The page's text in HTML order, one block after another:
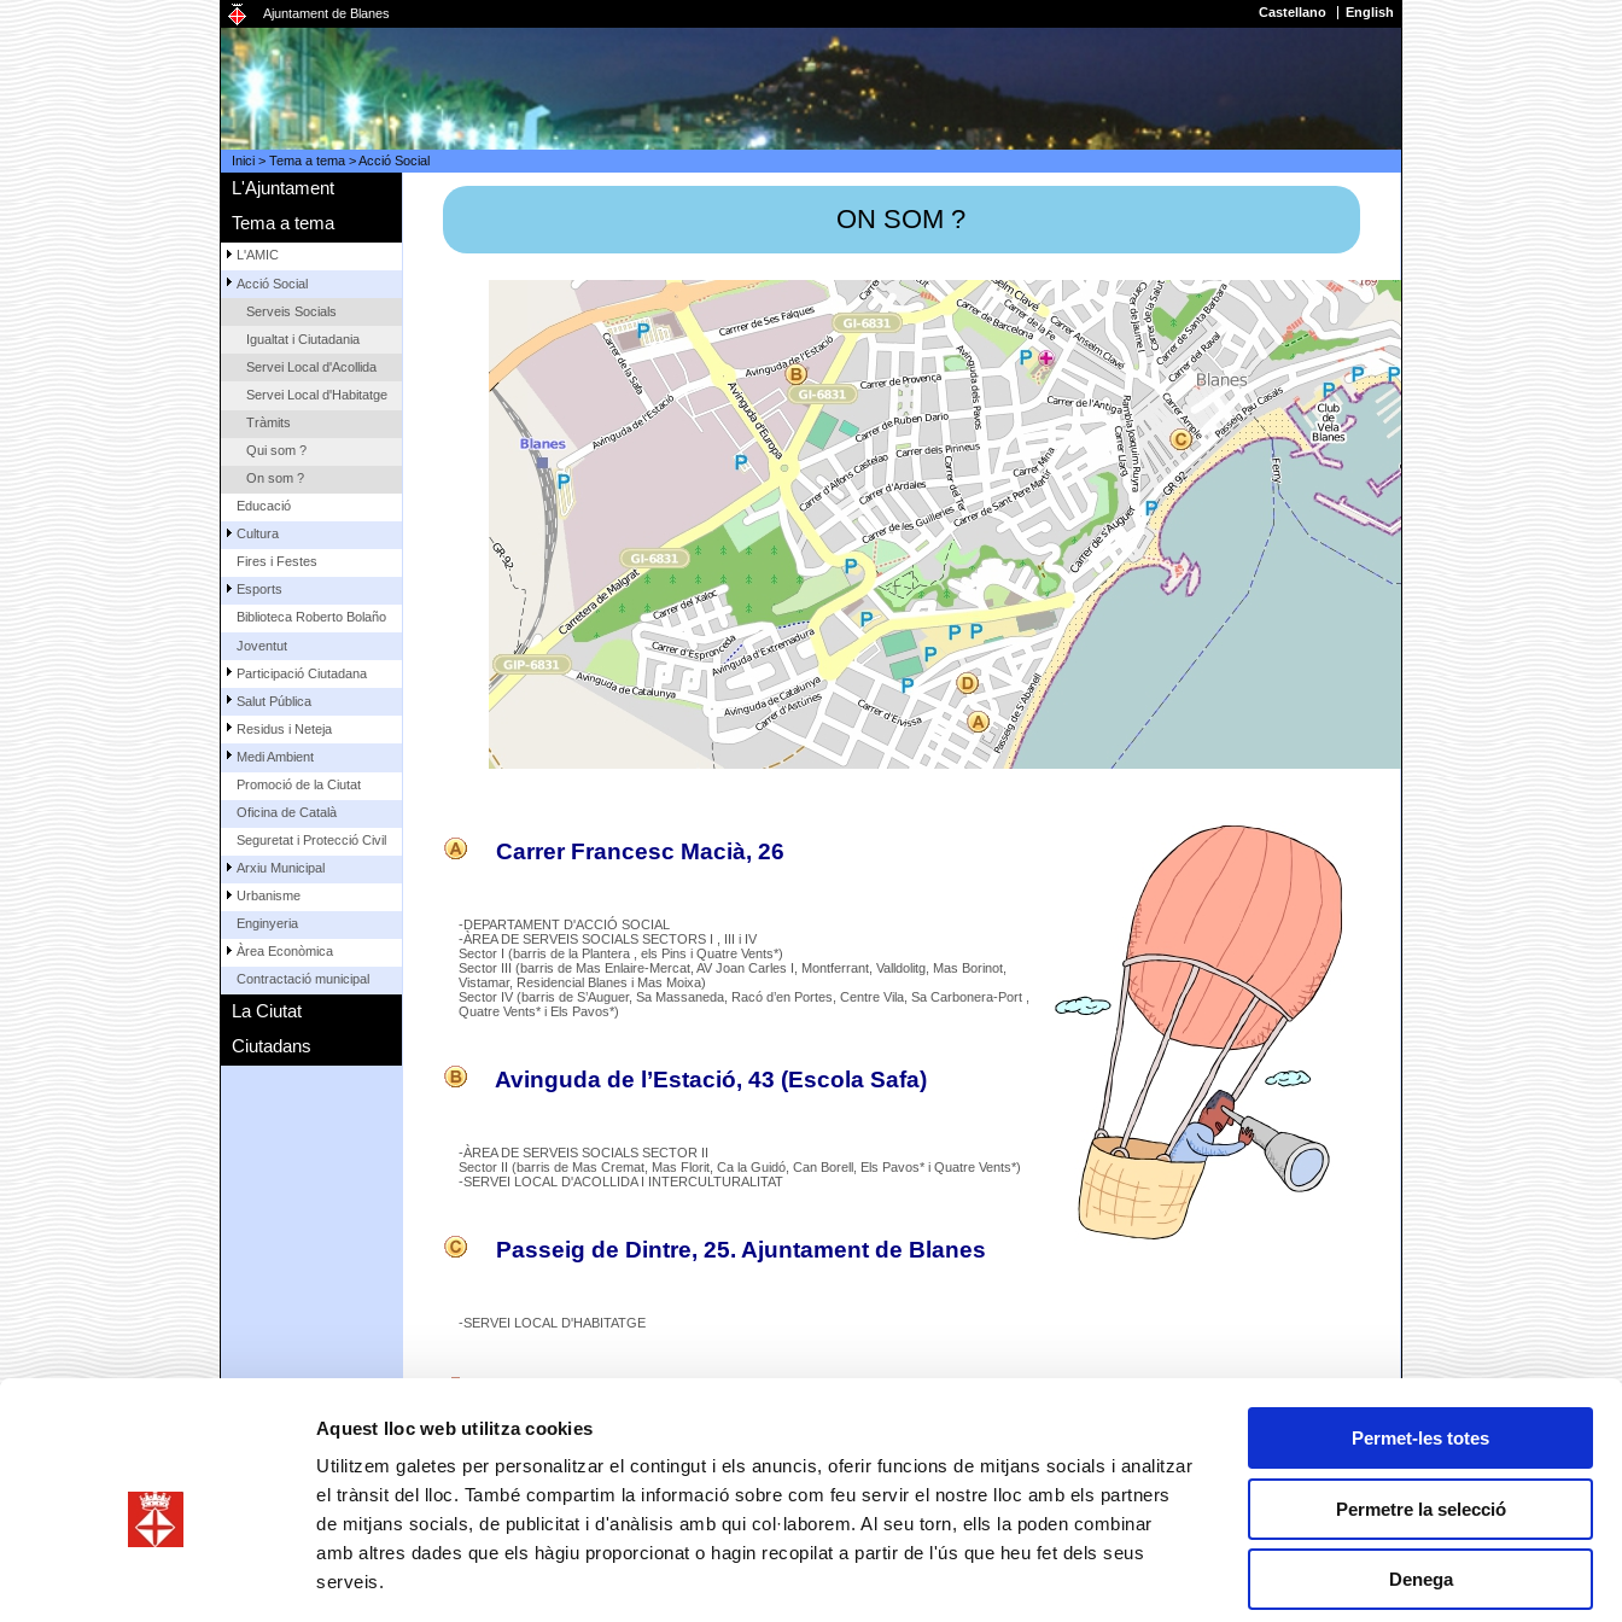
Aquest lloc web utilitza cookies
Utilitzem galetes per personalitzar el contingut i els anuncis, oferir funcions de mitjans socials i analitzar
el trànsit del lloc. També compartim la informació sobre com feu servir el nostre lloc amb els partners
de mitjans socials, de publicitat i d'anàlisis amb qui col·laborem. Al seu torn, ells la poden combinar
amb altres dades que els hàgiu proporcionat o hagin recopilat a partir de l'ús que heu fet dels seus
serveis.
Permet-les totes
Permetre la selecció
Denega
Ajuntament de Blanes Castellano English
Inici> Tema a tema>Acció Social
L'Ajuntament
Tema a tema
L'AMIC
Acció Social
Serveis Socials
Igualtat i Ciutadania
Servei Local d'Acollida
Servei Local d'Habitatge
Tràmits
Qui som ?
On som ?
Educació
Cultura
Fires i Festes
Esports
Biblioteca Roberto Bolaño
Joventut
Participació Ciutadana
Salut Pública
Residus i Neteja
Medi Ambient
Promoció de la Ciutat
Oficina de Català
Seguretat i Protecció Civil
Arxiu Municipal
Urbanisme
Enginyeria
Àrea Econòmica
Contractació municipal
La Ciutat
Ciutadans
ON SOM ?
Carrer Francesc Macià, 26
-DEPARTAMENT D'ACCIÓ SOCIAL
-ÀREA DE SERVEIS SOCIALS SECTORS I , III i IV
Sector I (barris de la Plantera , els Pins i Quatre Vents*)
Sector III (barris de Mas Enlaire-Mercat, AV Joan Carles I, Montferrant, Valldolitg, Mas Borinot,
Vistamar, Residencial Blanes i Mas Moixa)
Sector IV (barris de S’Auguer, Sa Massaneda, Racó d’en Portes, Centre Vila, Sa Carbonera-Port ,
Quatre Vents* i Els Pavos*)
Avinguda de l’Estació, 43 (Escola Safa)
-ÀREA DE SERVEIS SOCIALS SECTOR II
Sector II (barris de Mas Cremat, Mas Florit, Ca la Guidó, Can Borell, Els Pavos* i Quatre Vents*)
-SERVEI LOCAL D'ACOLLIDA I INTERCULTURALITAT
Passeig de Dintre, 25. Ajuntament de Blanes
-SERVEI LOCAL D'HABITATGE
-ÀREA D'IGUALTAT I CIUTADANIA
-SERVEI DE POLÍTIQUES D´ IGUALTAT
*Barris que tenen de referència diferents Sectors